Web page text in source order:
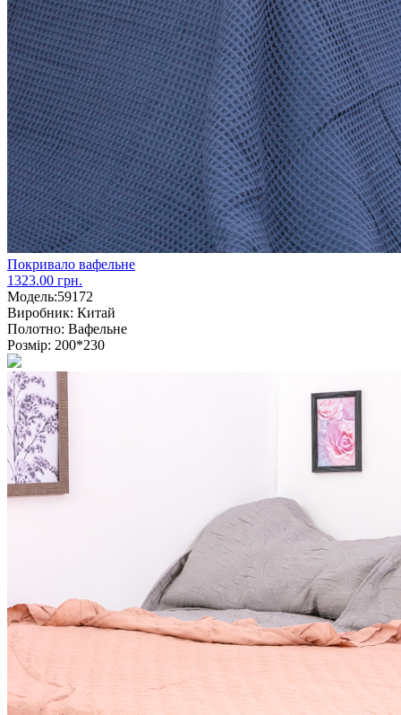
Покривало вафельне
1323.00 грн.
Модель:59172
Виробник: Китай
Полотно: Вафельне
Розмір: 200*230